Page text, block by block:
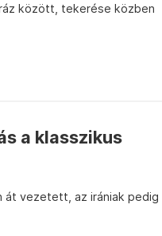
között, tekerése közben
a klasszikus
át vezetett, az irániak pedig